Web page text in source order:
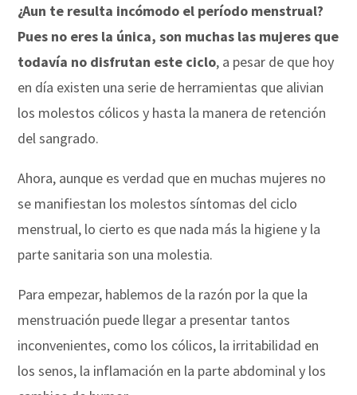
¿Aun te resulta incómodo el período menstrual?
Pues no eres la única, son muchas las mujeres que
todavía no disfrutan este ciclo, a pesar de que hoy
en día existen una serie de herramientas que alivian
los molestos cólicos y hasta la manera de retención
del sangrado.
Ahora, aunque es verdad que en muchas mujeres no
se manifiestan los molestos síntomas del ciclo
menstrual, lo cierto es que nada más la higiene y la
parte sanitaria son una molestia.
Para empezar, hablemos de la razón por la que la
menstruación puede llegar a presentar tantos
inconvenientes, como los cólicos, la irritabilidad en
los senos, la inflamación en la parte abdominal y los